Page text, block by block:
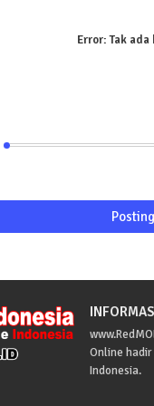
Error:Tak
Online
Indonesia.